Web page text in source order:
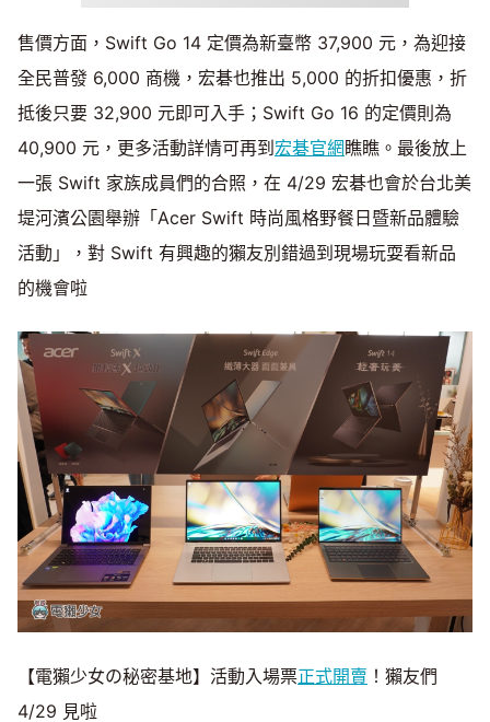
售價方面，Swift Go 14 定價為新臺幣 37,900 元，為迎接
全民普發 6,000 商機，宏碁也推出 5,000 的折扣優惠，折
抵後只要 32,900 元即可入手；Swift Go 16 的定價則為
40,900 元，更多活動詳情可再到 宏碁官網 瞧瞧。最後放上
一張 Swift 家族成員們的合照，在 4/29 宏碁也會於台北美
堤河濱公園舉辦「Acer Swift 時尚風格野餐日暨新品體驗
活動」，對 Swift 有興趣的獺友別錯過到現場玩耍看新品
的機會啦
【電獺少女の秘密基地】活動入場票正式開賣 ！獺友們
4/29 見啦